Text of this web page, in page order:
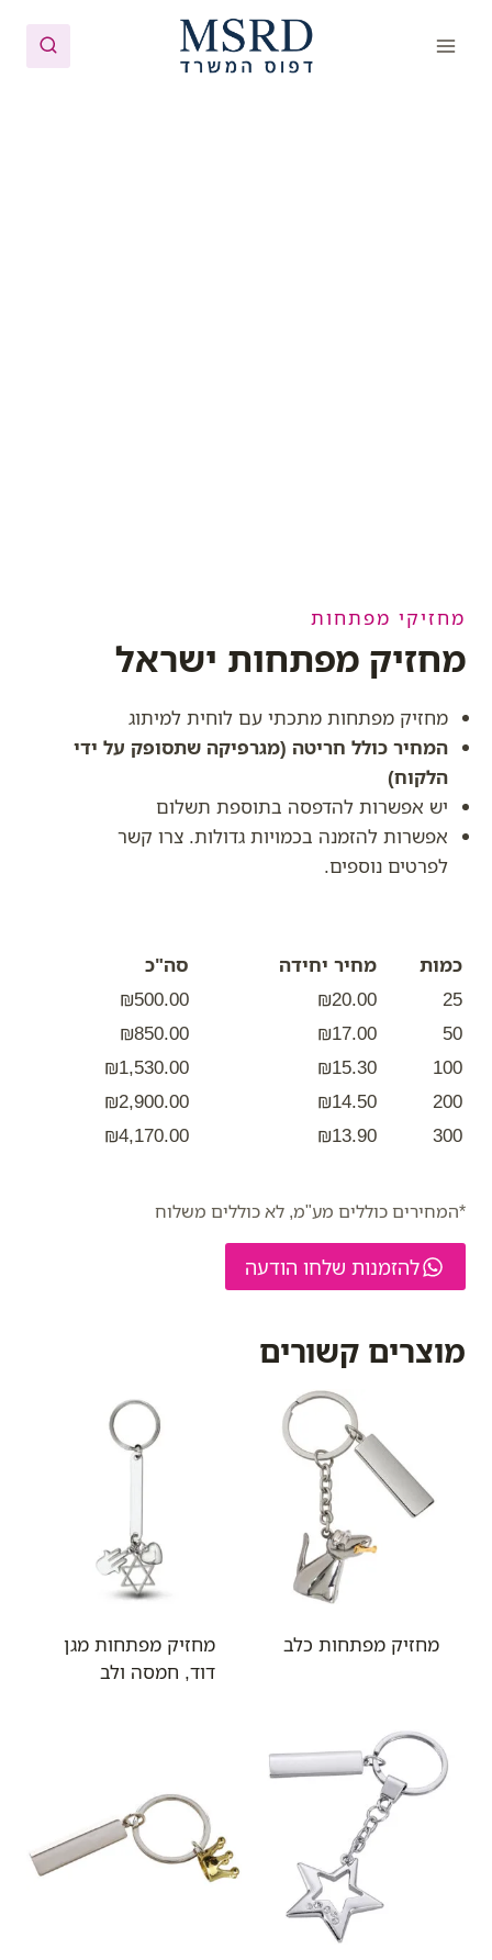
מחזיקי מפתחות
מחזיק מפתחות ישראל
מחזיק מפתחות מתכתי עם לוחית למיתוג
המחיר כולל חריטה (מגרפיקה שתסופק על ידי
הלקוח)
יש אפשרות להדפסה בתוספת תשלום
אפשרות להזמנה בכמויות גדולות. צרו קשר
לפרטים נוספים.
כמות מחיר יחידה
סה"כ
25
₪20.00
₪500.00
50
₪17.00
₪850.00
100
₪15.30
₪1,530.00
200
₪14.50
₪2,900.00
300
₪13.90
₪4,170.00
*המחירים כוללים מע"מ, לא כוללים משלוח
להזמנות שלחו הודעה
מוצרים קשורים
מחזיק מפתחות כלב
מחזיק מפתחות מגן
דוד, חמסה ולב